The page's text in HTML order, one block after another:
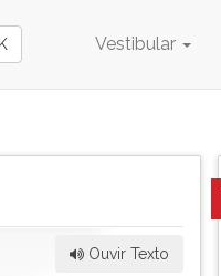
Vestibular
Ouvir Texto